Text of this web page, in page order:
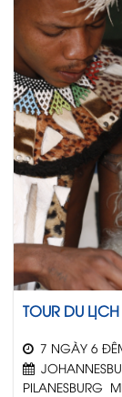
TOUR DU
7 NGÀY 6
PILANESBURG